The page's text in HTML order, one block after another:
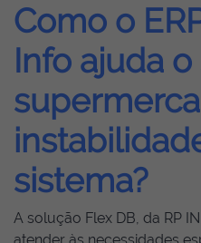
Como o
Info ajuda
sistema?
A solução Flex DB, da RP